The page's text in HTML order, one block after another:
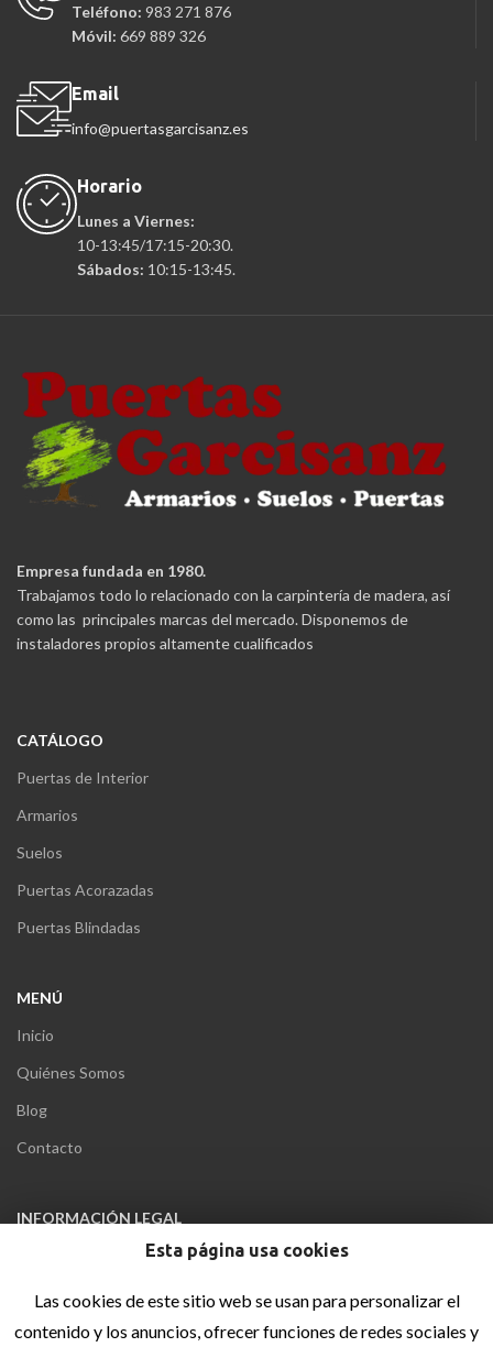
Teléfono: 983 271 876
Móvil: 669 889 326
Email
info@puertasgarcisanz.es
Horario
Lunes a Viernes:
10-13:45/17:15-20:30.
Sábados: 10:15-13:45.
Empresa fundada en 1980.
Trabajamos todo lo relacionado con la carpintería de madera, así
como las principales marcas del mercado. Disponemos de
instaladores propios altamente cualificados
CATÁLOGO
Puertas de Interior
Armarios
Suelos
Puertas Acorazadas
Puertas Blindadas
MENÚ
Inicio
Quiénes Somos
Blog
Contacto
INFORMACIÓN LEGAL
Política de privacidad
Política de cookies
Esta página usa cookies
Las cookies de este sitio web se usan para personalizar el
contenido y los anuncios, ofrecer funciones de redes sociales y